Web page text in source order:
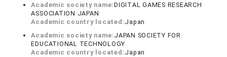
Academic society name:DIGITAL GAMES RESEARCH
ASSOCIATION JAPAN
Academic country located:Japan
Academic society name: JAPAN SOCIETY FOR
EDUCATIONAL TECHNOLOGY
Academic country located:Japan